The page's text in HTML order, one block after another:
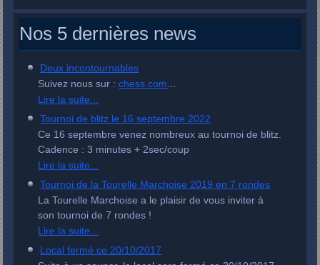
Nos 5 dernières news
Deux incontournables
Suivez nous sur :chess.com
Lire la suite...
Tournoi de blitz le 16 septembre 2022
Ce 16 septembre venez nombreux au tournoi de blitz.
Cadence : 3 minutes + 2sec/coup
Lire la suite...
Tournoi de la Tourelle Marchoise 2019 en 7 rondes
La Tourelle Marchoise a le plaisir de vous inviter à
son tournoi de 7 rondes !
Lire la suite...
Local fermé ce 20/10/2017